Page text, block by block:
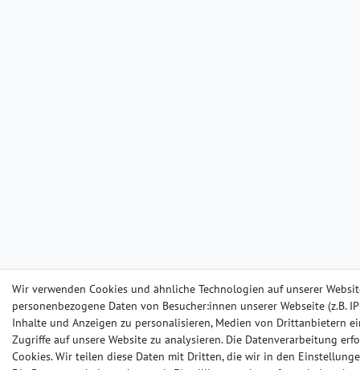
Wir verwenden Cookies und ähnliche Technologien auf unserer
personenbezogene Daten von Besucher:innen unserer Webseite (z.B.
Inhalte und Anzeigen zu personalisieren, Medien von Drittanbietern
Zugriffe auf unsere Website zu analysieren. Die Datenverarbeitung
Cookies. Wir teilen diese Daten mit Dritten, die wir in den